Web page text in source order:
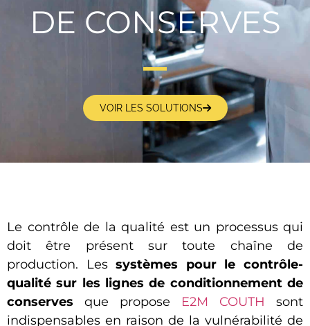
DE CONSERVES
VOIR LES SOLUTIONS
Le contrôle de la qualité est un processus qui
doit être présent sur toute chaîne de
production. Lessystèmes pour le contrôle-
qualité sur les lignes de conditionnement de
conserves que propose E2M COUTH sont
indispensables en raison de la vulnérabilité de